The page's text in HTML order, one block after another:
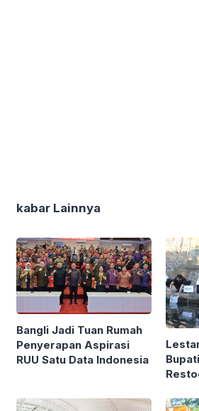
kabar Lainnya
Bangli Jadi Tuan Rumah
Penyerapan Aspirasi
RUU Satu Data Indonesia